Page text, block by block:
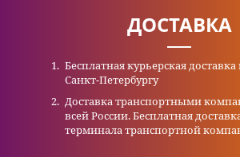
ДОСТАВКА
Бесплатная курьерская
Санкт-Петербургу
Доставка транспортными
всей России. Бесплатная
терминала транспортной